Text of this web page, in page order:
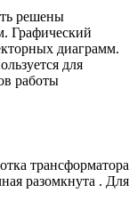
решены
Графический
диаграмм.
для
работы
трансформатора
разомкнута . Для